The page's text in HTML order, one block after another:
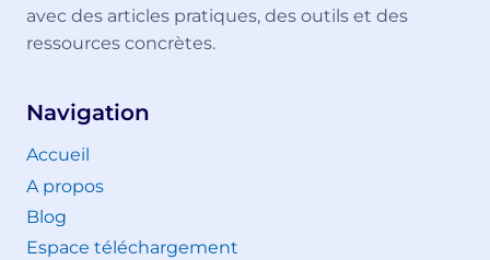
avec des articles pratiques, des outils et des
ressources concrètes.
Navigation
Accueil
A propos
Blog
Espace téléchargement